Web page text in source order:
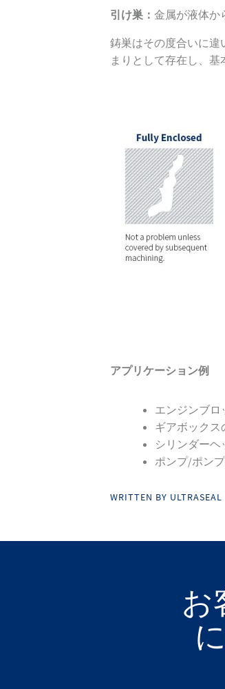
引け巣： 金属が液体か
鋳巣はその度合いに
まりとして存在し、基
アプリケーション例
エンジンブロ
ギアボック
シリンダーヘ
ポンプ/ポン
WRITTEN BY
お